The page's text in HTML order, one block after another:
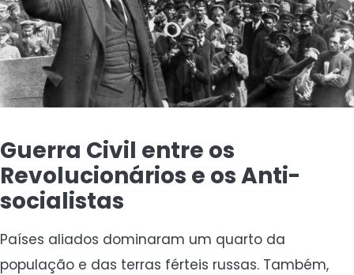
Guerra Civil entre os
Revolucionários e os Anti-
socialistas
Países aliados dominaram um quarto da
população e das terras férteis russas. Também,